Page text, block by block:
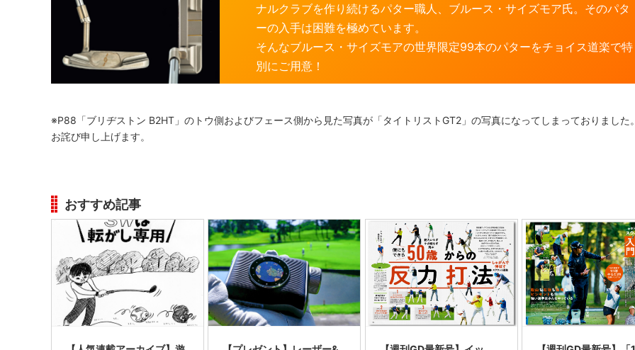
ナルクラブを作り続けるパター職人、ブルース・サイズモア氏。そのパタ
ーの入手は困難を極めています。
そんなブルース・サイズモアの世界限定99本のパターをチョイス道楽で特
別にご用意！
※P88「ブリヂストン B2HT」のトウ側およびフェース側から見た写真が「タイトリストGT2」の写真になってしまっておりました
お詫び申し上げます。
おすすめ記事